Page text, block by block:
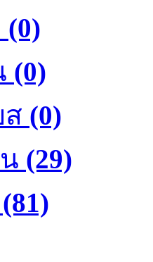
(0)
(0)
ส (0)
(29)
(81)